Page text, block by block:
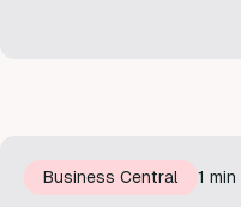
Business Central 1